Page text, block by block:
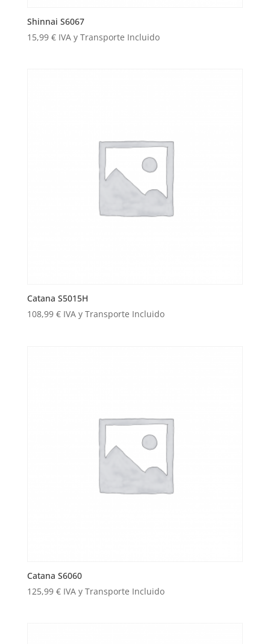
Shinnai S6067
15,99 € IVA y Transporte Incluido
Catana S5015H
108,99 € IVA y Transporte Incluido
Catana S6060
125,99 € IVA y Transporte Incluido